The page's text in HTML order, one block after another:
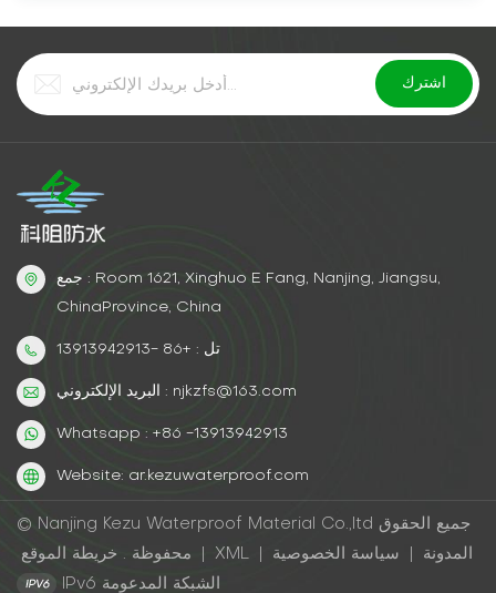
جمع : Room 1621, Xinghuo E Fang, Nanjing, Jiangsu,
ChinaProvince, China
تل : +86 -13913942913
البريد الإلكتروني : njkzfs@163.com
Whatsapp : +86 -13913942913
Website: ar.kezuwaterproof.com
© Nanjing Kezu Waterproof Material Co.,ltd جميع الحقوق
محفوظة .
XML المدونة
سياسة الخصوصية
IPv6 الشبكة المدعومة